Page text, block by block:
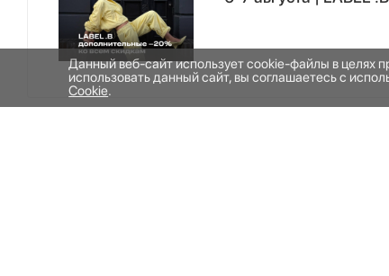
Данный веб-сайт использует cookie-файлы в целях
использовать данный сайт, вы соглашаетесь с
Cookie.